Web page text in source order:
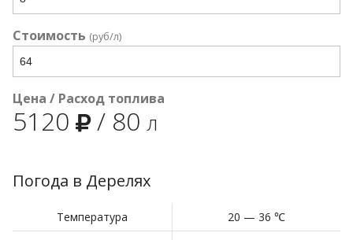
Стоимость (руб/л)
Цена / Расход топлива
5120 / 80 л
Погода в Дерелях
Температура
20 — 36 ℃